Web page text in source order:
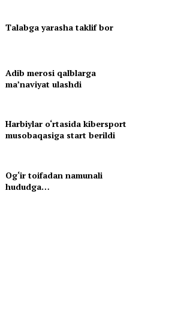
Talabga yarasha taklif bor
Adib merosi qalblarga
maʼnaviyat ulashdi
Harbiylar o‘rtasida kibersport
musobaqasiga start berildi
Og‘ir toifadan namunali
hududga…